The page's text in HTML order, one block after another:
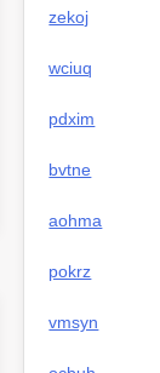
zekoj
wciuq
pdxim
bvtne
aohma
pokrz
vmsyn